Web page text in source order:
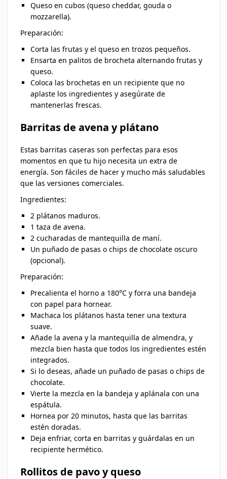
Queso en cubos (queso cheddar, gouda o
mozzarella).
Preparación:
Corta las frutas y el queso en trozos pequeños.
Ensarta en palitos de brocheta alternando frutas y
queso.
Coloca las brochetas en un recipiente que no
aplaste los ingredientes y asegúrate de
mantenerlas frescas.
Barritas de avena y plátano
Estas barritas caseras son perfectas para esos
momentos en que tu hijo necesita un extra de
energía. Son fáciles de hacer y mucho más saludables
que las versiones comerciales.
Ingredientes:
2 plátanos maduros.
1 taza de avena.
2 cucharadas de mantequilla de maní.
Un puñado de pasas o chips de chocolate oscuro
(opcional).
Preparación:
Precalienta el horno a 180°C y forra una bandeja
con papel para hornear.
Machaca los plátanos hasta tener una textura
suave.
Añade la avena y la mantequilla de almendra, y
mezcla bien hasta que todos los ingredientes estén
integrados.
Si lo deseas, añade un puñado de pasas o chips de
chocolate.
Vierte la mezcla en la bandeja y aplánala con una
espátula.
Hornea por 20 minutos, hasta que las barritas
estén doradas.
Deja enfriar, corta en barritas y guárdalas en un
recipiente hermético.
Rollitos de pavo y queso